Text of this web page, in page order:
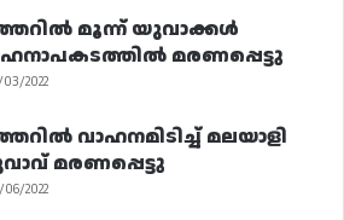
മൂന്ന് യുവാക്കൾ
മരണപ്പെട്ടു
03/2022
വാഹനമിടിച്ച് മലയാളി
മരണപ്പെട്ടു
06/2022